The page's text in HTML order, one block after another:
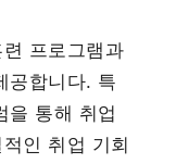
프로그램과
공합니다. 특
을 통해 취업
인 취업 기회